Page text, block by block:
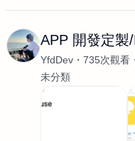
APP 開發定製
YfdDev 735次觀看
未分類